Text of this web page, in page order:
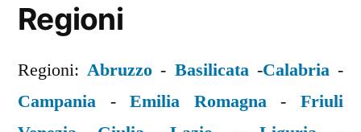
Regioni
Regioni:Abruzzo - Basilicata-Calabria-
Campania -Emilia Romagna-Friuli